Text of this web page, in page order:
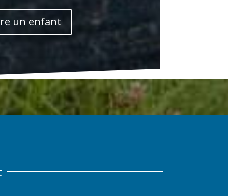
un enfant